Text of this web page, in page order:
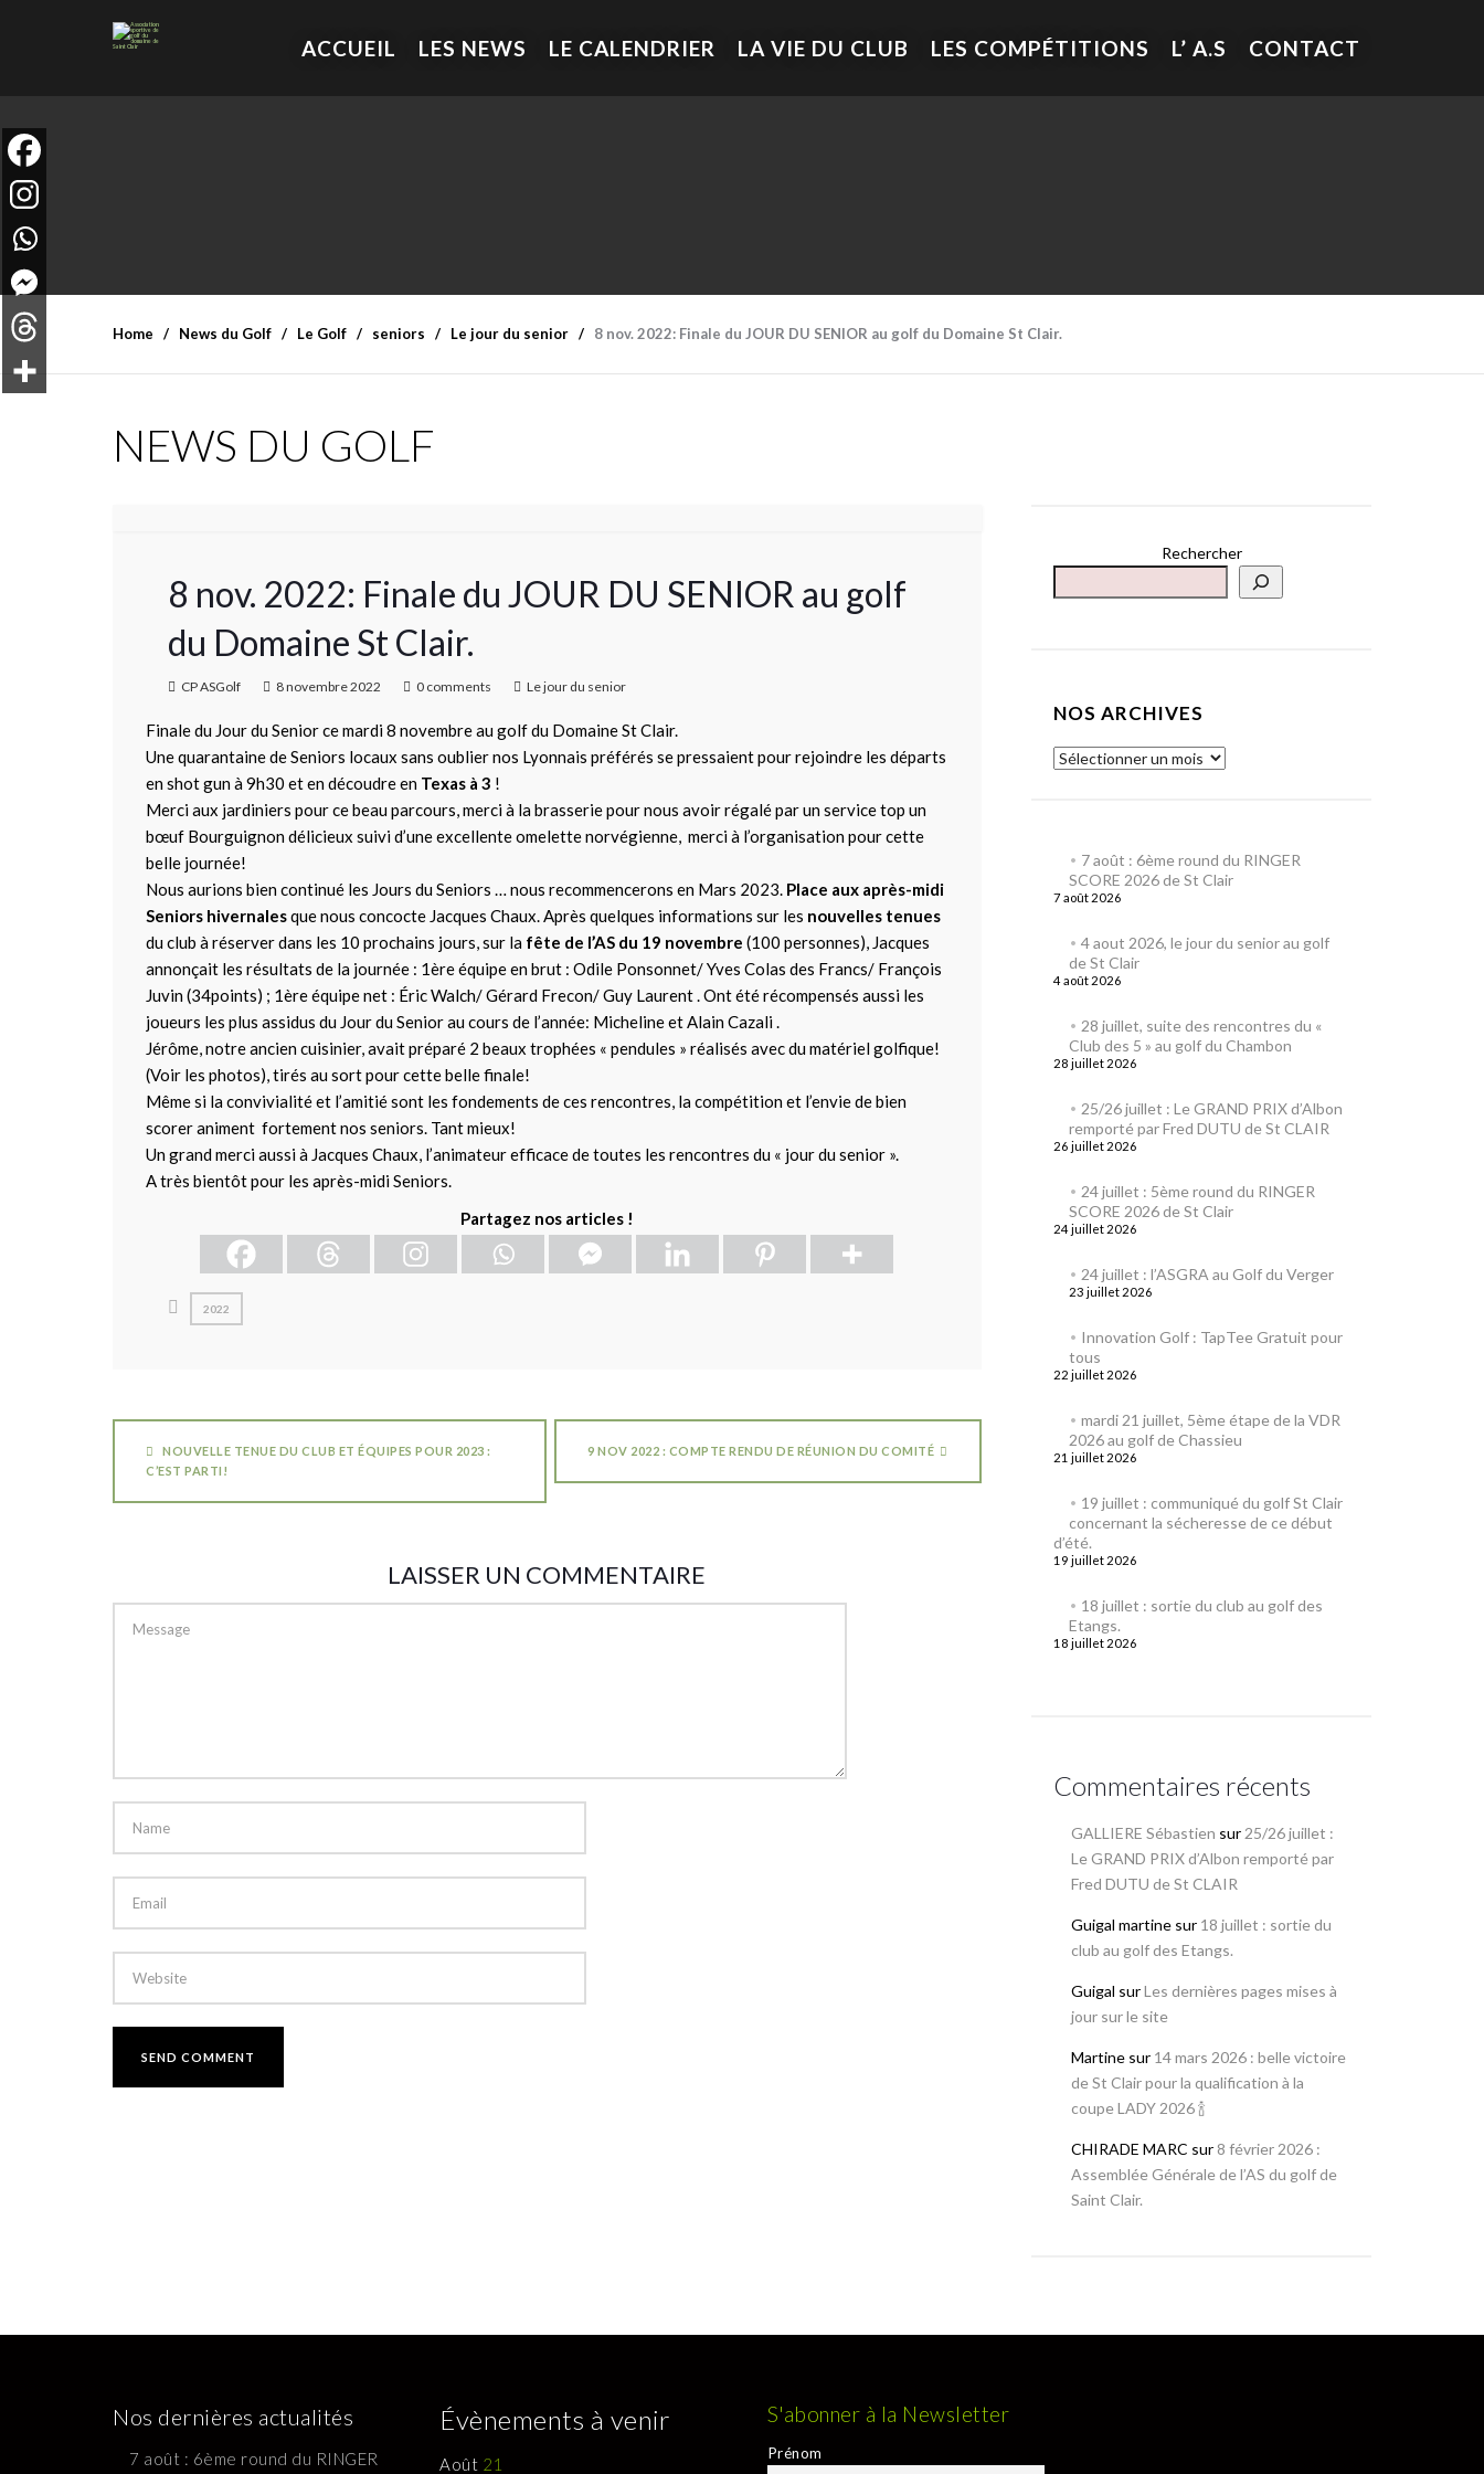
ACCUEIL LES NEWS LE CALENDRIER LA VIE DU CLUB LES COMPÉTITIONS L’ A.S CONTACT
Home News du Golf Le Golf seniors Le jour du senior 8 nov. 2022: Finale du JOUR DU SENIOR au golf du Domaine St Clair.
NEWS DU GOLF
8 nov. 2022: Finale du JOUR DU SENIOR au golf
du Domaine St Clair.
CP ASGolf 8 novembre 2022 0 comments Le jour du senior
Finale du Jour du Senior ce mardi 8 novembre au golf du Domaine St Clair.
Une quarantaine de Seniors locaux sans oublier nos Lyonnais préférés se pressaient pour rejoindre les départs
en shot gun à 9h30 et en découdre en Texas à 3 !
Merci aux jardiniers pour ce beau parcours, merci à la brasserie pour nous avoir régalé par un service top un
bœuf Bourguignon délicieux suivi d’une excellente omelette norvégienne, merci à l’organisation pour cette
belle journée!
Nous aurions bien continué les Jours du Seniors … nous recommencerons en Mars 2023. Place aux après-midi
Seniors hivernalesque nous concocte Jacques Chaux. Après quelques informations sur les nouvelles tenues
du club à réserver dans les 10 prochains jours, sur la fête de l’AS du 19 novembre (100 personnes), Jacques
annonçait les résultats de la journée : 1ère équipe en brut : Odile Ponsonnet/ Yves Colas des Francs/ François
Juvin (34points) ; 1ère équipe net : Éric Walch/ Gérard Frecon/ Guy Laurent . Ont été récompensés aussi les
joueurs les plus assidus du Jour du Senior au cours de l’année: Micheline et Alain Cazali .
Jérôme, notre ancien cuisinier, avait préparé 2 beaux trophées « pendules » réalisés avec du matériel golfique!
(Voir les photos), tirés au sort pour cette belle finale!
Même si la convivialité et l’amitié sont les fondements de ces rencontres, la compétition et l’envie de bien
scorer animent fortement nos seniors. Tant mieux!
Un grand merci aussi à Jacques Chaux, l’animateur efficace de toutes les rencontres du « jour du senior ».
A très bientôt pour les après-midi Seniors.
Partagez nos articles !
2022
NOUVELLE TENUE DU CLUB ET ÉQUIPES POUR 2023 :
C’EST PARTI!
9 NOV 2022 : COMPTE RENDU DE RÉUNION DU COMITÉ
LAISSER UN COMMENTAIRE
Rechercher
NOS ARCHIVES
7 août : 6ème round du RINGER
SCORE 2026 de St Clair
7 août 2026
4 aout 2026, le jour du senior au golf
de St Clair
4 août 2026
28 juillet, suite des rencontres du «
Club des 5 » au golf du Chambon
28 juillet 2026
25/26 juillet : Le GRAND PRIX d’Albon
remporté par Fred DUTU de St CLAIR
26 juillet 2026
24 juillet : 5ème round du RINGER
SCORE 2026 de St Clair
24 juillet 2026
24 juillet : l’ASGRA au Golf du Verger
23 juillet 2026
Innovation Golf : TapTee Gratuit pour
tous
22 juillet 2026
mardi 21 juillet, 5ème étape de la VDR
2026 au golf de Chassieu
21 juillet 2026
19 juillet : communiqué du golf St Clair
concernant la sécheresse de ce début
d’été.
19 juillet 2026
18 juillet : sortie du club au golf des
Etangs.
18 juillet 2026
Commentaires récents
GALLIERE Sébastien sur 25/26 juillet :
Le GRAND PRIX d’Albon remporté par
Fred DUTU de St CLAIR
Guigal martine sur 18 juillet : sortie du
club au golf des Etangs.
Guigal surLes dernières pages mises à
jour sur le site
Martine sur 14 mars 2026 : belle victoire
de St Clair pour la qualification à la
coupe LADY 2026 🍾
CHIRADE MARC sur 8 février 2026 :
Assemblée Générale de l’AS du golf de
Saint Clair.
Nos dernières actualités
7 août : 6ème round du RINGER
Évènements à venir
Août 21
S'abonner à la Newsletter
Prénom